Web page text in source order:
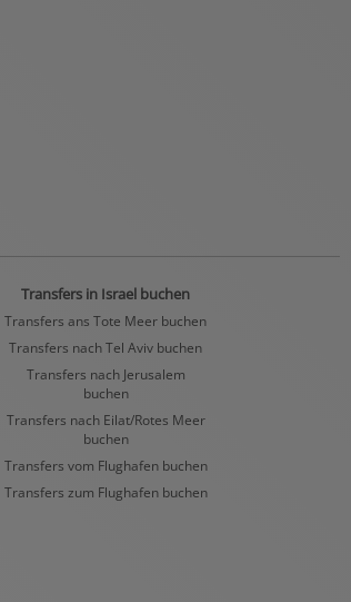
Transfers in Israel buchen
Transfers ans Tote Meer buchen
Transfers nach Tel Aviv buchen
Transfers nach Jerusalem
buchen
Transfers nach Eilat/Rotes Meer
buchen
Transfers vom Flughafen buchen
Transfers zum Flughafen buchen